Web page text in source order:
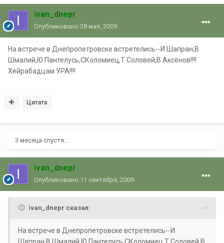
ivan_dnepr
Опубликовано 28 мая, 2009
На встрече в Днепропетровске встретелись--И Шапран,В
Шмалий,Ю Пантелусь,СКоломиец,Т Соловей,В Аксёнов!!!!
Хейрабадцам УРА!!!!
Цитата
3 месяца спустя...
ivan_dnepr
Опубликовано 11 сентября, 2009
ivan_dnepr сказал:
На встрече в Днепропетровске встретелись--И